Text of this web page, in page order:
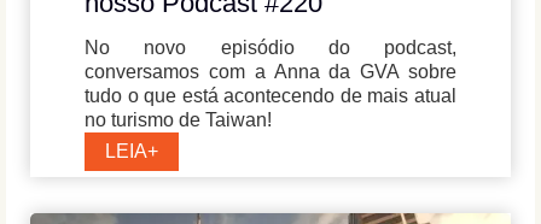
No novo episódio do podcast,
conversamos com a Anna da GVA sobre
tudo o que está acontecendo de mais atual
no turismo de Taiwan!
LEIA+Destinos
em